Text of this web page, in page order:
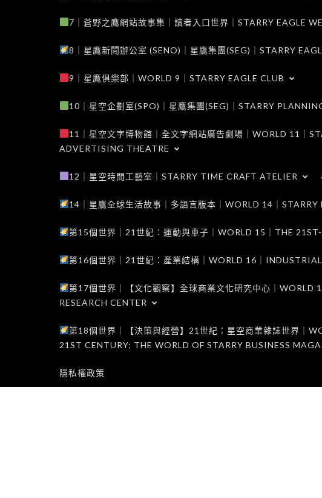
7｜蒼野之鷹網站故事集｜讀者入口世界｜STARRY EAGLE
8｜星鷹新聞辦公室 (SENO)｜星鷹集團(SEG)｜STARRY
9｜星鷹俱樂部｜WORLD 9｜STARRY EAGLE CLUB
10｜星空企劃室(SPO)｜星鷹集團(SEG)｜STARRY
11｜星空文字博物館｜全文字網站廣告劇場｜WORLD 11｜
ADVERTISING THEATRE
12｜星空時間工藝室｜STARRY TIME CRAFT ATELIER
14｜星鷹全球生活故事｜多語言版本｜WORLD 14｜
第15個世界｜21世紀：運動與車子｜WORLD 15｜THE
第16個世界｜21世紀：產業結構｜WORLD 16｜
第17個世界｜【文化觀察】全球商業文化研究中心｜
RESEARCH CENTER
第18個世界｜【決策與經營】21世紀：星空商業雜誌世界｜
21ST CENTURY: THE WORLD OF STARRY BUSINESS
隱私權政策